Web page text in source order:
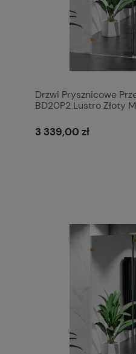
Drzwi Prysznicowe
BD20P2 Lustro Złoty
3 339,00 zł